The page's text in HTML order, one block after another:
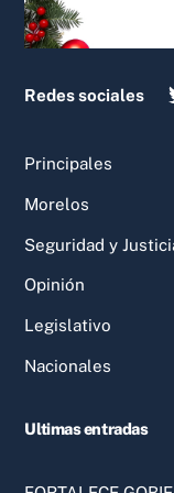
Redes sociales
Principales
Morelos
Seguridad y
Opinión
Legislativo
Nacionales
Ultimas entradas